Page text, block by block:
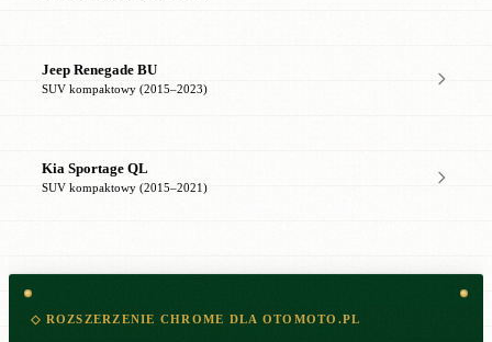
Jeep Renegade BU
SUV kompaktowy (2015–2023)
Kia Sportage QL
SUV kompaktowy (2015–2021)
◇ ROZSZERZENIE CHROME DLA OTOMOTO.PL